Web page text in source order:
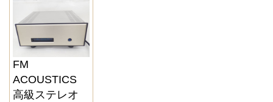
FM
ACOUSTICS
高級ステレオ